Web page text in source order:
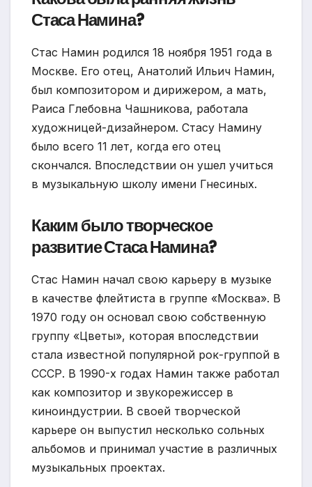
Стаса Намина?
Стас Намин родился 18 ноября 1951 года в
Москве. Его отец, Анатолий Ильич Намин,
был композитором и дирижером, а мать,
Раиса Глебовна Чашникова, работала
художницей-дизайнером. Стасу Намину
было всего 11 лет, когда его отец
скончался. Впоследствии он ушел учиться
в музыкальную школу имени Гнесиных.
Каким было творческое
развитие Стаса Намина?
Стас Намин начал свою карьеру в музыке
в качестве флейтиста в группе «Москва». В
1970 году он основал свою собственную
группу «Цветы», которая впоследствии
стала известной популярной рок-группой в
СССР. В 1990-х годах Намин также работал
как композитор и звукорежиссер в
киноиндустрии. В своей творческой
карьере он выпустил несколько сольных
альбомов и принимал участие в различных
музыкальных проектах.